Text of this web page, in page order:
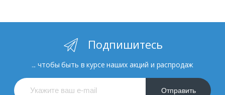
Подпишитесь
... чтобы быть в курсе наших акций и распродаж
Отправить